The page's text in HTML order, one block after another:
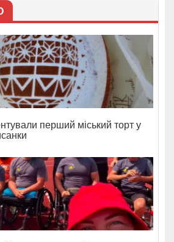
перший міський торт у